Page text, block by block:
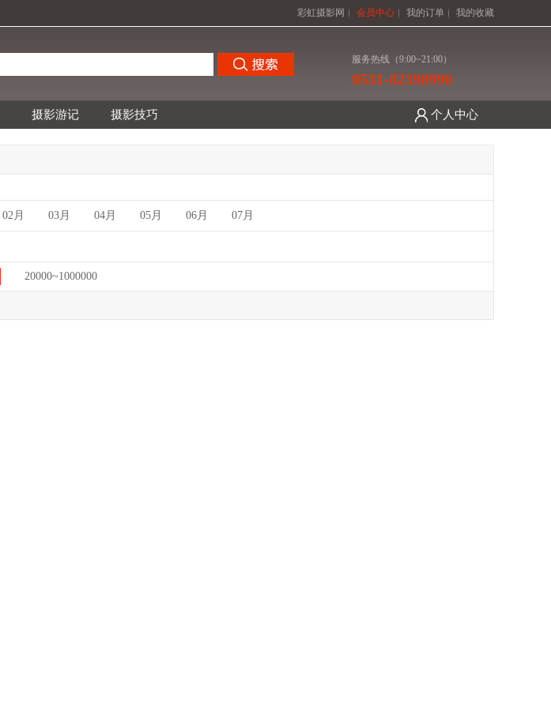
彩虹摄影网 会员中心 我的订单 我的收藏
服务热线（9:00~21:00）
0531-82398990
摄影游记 摄影技巧 个人中心
02月 03月 04月 05月 06月 07月
20000~1000000